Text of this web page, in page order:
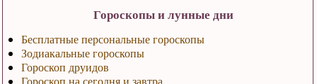
Гороскопы и лунные дни
Бесплатные персональные гороскопы
Зодиакальные гороскопы
Гороскоп друидов
Гороскоп на сегодня и завтра